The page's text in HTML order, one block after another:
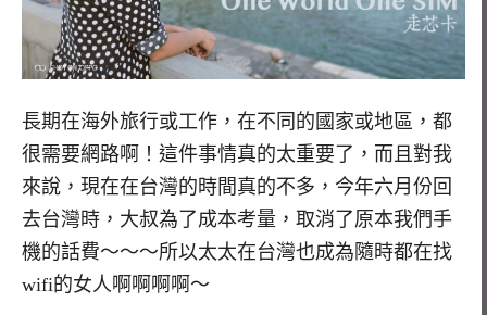
長期在海外旅行或工作，在不同的國家或地區，都
很需要網路啊！這件事情真的太重要了，而且對我
來說，現在在台灣的時間真的不多，今年六月份回
去台灣時，大叔為了成本考量，取消了原本我們手
機的話費～～～所以太太在台灣也成為隨時都在找
wifi的女人啊啊啊啊～